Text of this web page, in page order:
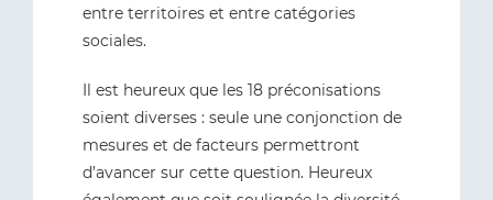
entre territoires et entre catégories
sociales.
Il est heureux que les 18 préconisations
soient diverses : seule une conjonction de
mesures et de facteurs permettront
d’avancer sur cette question. Heureux